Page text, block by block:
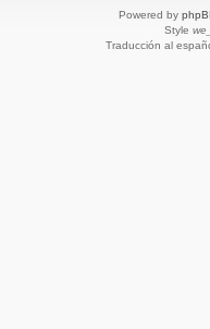
Powered by
Style
Traducción al